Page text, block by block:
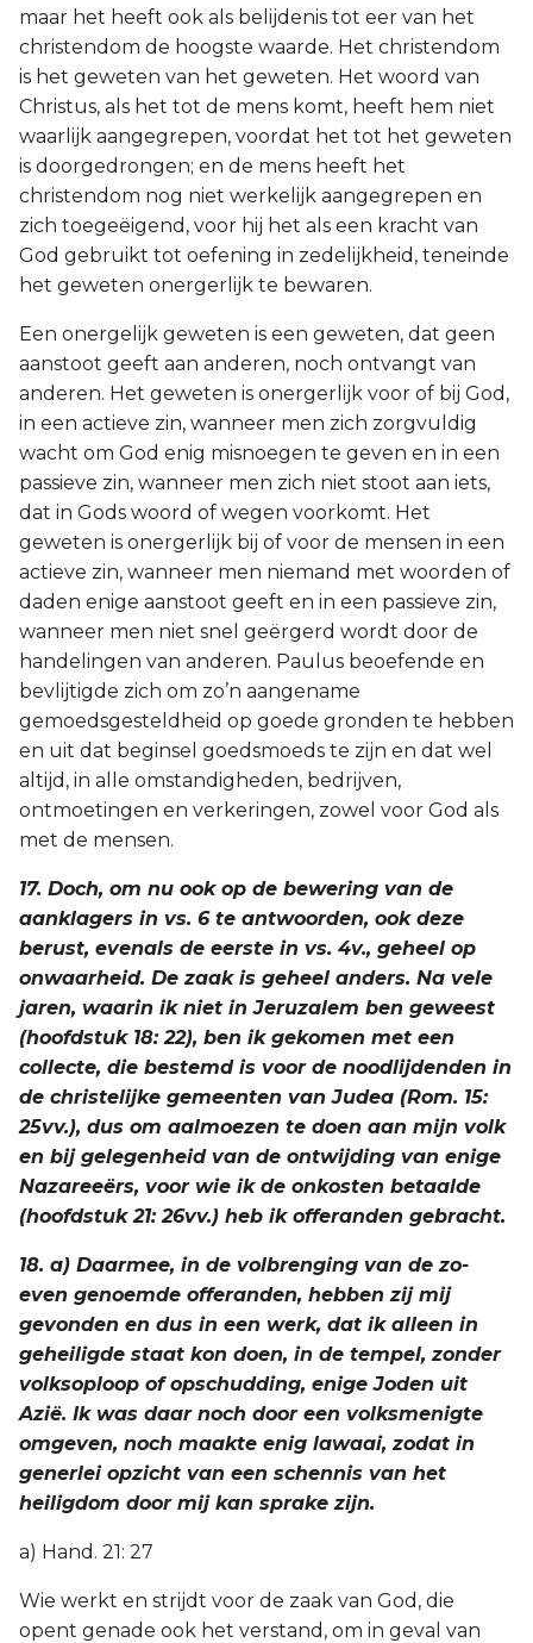
maar het heeft ook als belijdenis tot eer van het
christendom de hoogste waarde. Het christendom
is het geweten van het geweten. Het woord van
Christus, als het tot de mens komt, heeft hem niet
waarlijk aangegrepen, voordat het tot het geweten
is doorgedrongen; en de mens heeft het
christendom nog niet werkelijk aangegrepen en
zich toegeëigend, voor hij het als een kracht van
God gebruikt tot oefening in zedelijkheid, teneinde
het geweten onergerlijk te bewaren.
Een onergelijk geweten is een geweten, dat geen
aanstoot geeft aan anderen, noch ontvangt van
anderen. Het geweten is onergerlijk voor of bij God,
in een actieve zin, wanneer men zich zorgvuldig
wacht om God enig misnoegen te geven en in een
passieve zin, wanneer men zich niet stoot aan iets,
dat in Gods woord of wegen voorkomt. Het
geweten is onergerlijk bij of voor de mensen in een
actieve zin, wanneer men niemand met woorden of
daden enige aanstoot geeft en in een passieve zin,
wanneer men niet snel geërgerd wordt door de
handelingen van anderen. Paulus beoefende en
bevlijtigde zich om zo’n aangename
gemoedsgesteldheid op goede gronden te hebben
en uit dat beginsel goedsmoeds te zijn en dat wel
altijd, in alle omstandigheden, bedrijven,
ontmoetingen en verkeringen, zowel voor God als
met de mensen.
17. Doch, om nu ook op de bewering van de
aanklagers in vs. 6 te antwoorden, ook deze
berust, evenals de eerste in vs. 4v., geheel op
onwaarheid. De zaak is geheel anders. Na vele
jaren, waarin ik niet in Jeruzalem ben geweest
(hoofdstuk 18: 22), ben ik gekomen met een
collecte, die bestemd is voor de noodlijdenden in
de christelijke gemeenten van Judea (Rom. 15:
25vv.), dus om aalmoezen te doen aan mijn volk
en bij gelegenheid van de ontwijding van enige
Nazareeërs, voor wie ik de onkosten betaalde
(hoofdstuk 21: 26vv.) heb ik offeranden gebracht.
18. a) Daarmee, in de volbrenging van de zo-
even genoemde offeranden, hebben zij mij
gevonden en dus in een werk, dat ik alleen in
geheiligde staat kon doen, in de tempel, zonder
volksoploop of opschudding, enige Joden uit
Azië. Ik was daar noch door een volksmenigte
omgeven, noch maakte enig lawaai, zodat in
generlei opzicht van een schennis van het
heiligdom door mij kan sprake zijn.
a) Hand. 21: 27
Wie werkt en strijdt voor de zaak van God, die
opent genade ook het verstand, om in geval van